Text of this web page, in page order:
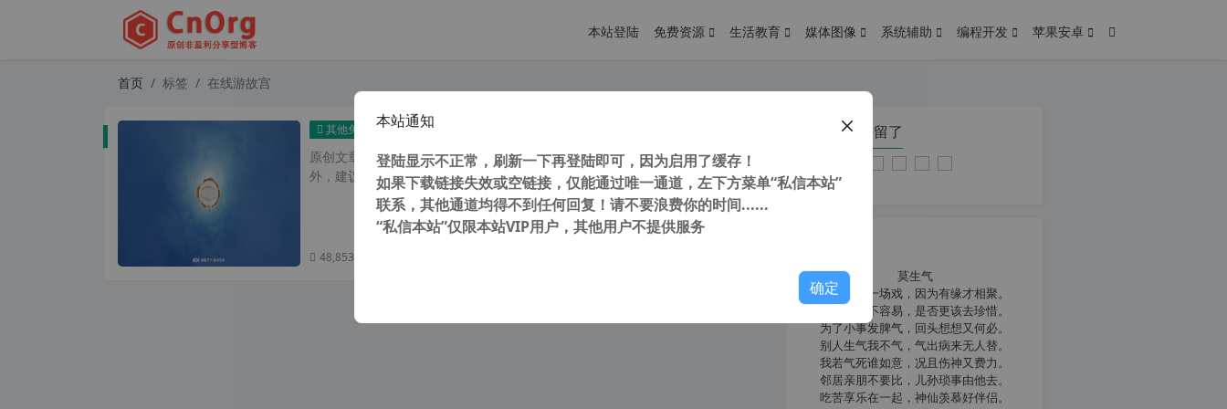
本站登陆 免费资源 生活教育 媒体图像 系统辅助 编程开发 苹果安卓
首页 标签 在线游故宫
其他免费 全景故宫 在线游览故宫 让你不花一花钱游故宫
原创文章，转载请注明： 转载自 cnorg.12hp.de 注意： 由于网站空间位于国
外，建议避开晚上的访问高...
48,853 次浏览
您在本页停留了
莫生气
人生就像一场戏，因为有缘才相聚。
相扶到老不容易，是否更该去珍惜。
为了小事发脾气，回头想想又何必。
别人生气我不气，气出病来无人替。
我若气死谁如意，况且伤神又费力。
邻居亲朋不要比，儿孙琐事由他去。
吃苦享乐在一起，神仙羡慕好伴侣。
本站通知
登陆显示不正常，刷新一下再登陆即可，因为启用了缓存！
如果下载链接失效或空链接，仅能通过唯一通道，左下方菜单“私信本站”
联系，其他通道均得不到任何回复！请不要浪费你的时间......
“私信本站”仅限本站VIP用户，其他用户不提供服务
确定